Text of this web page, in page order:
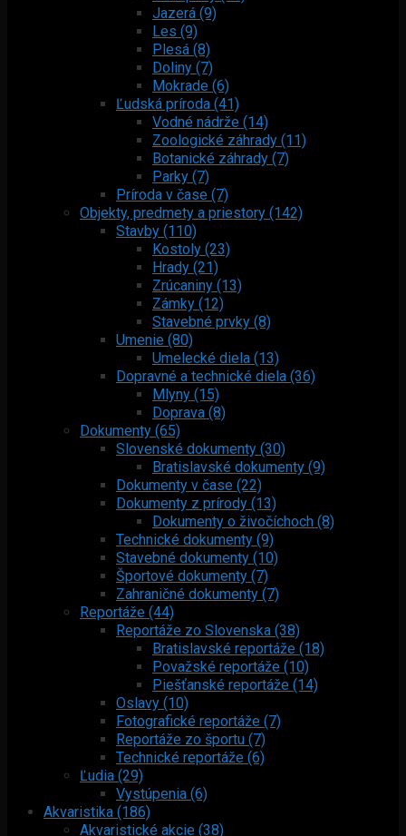
Jazerá (9)
Les (9)
Plesá (8)
Doliny (7)
Mokrade (6)
Ľudská príroda (41)
Vodné nádrže (14)
Zoologické záhrady (11)
Botanické záhrady (7)
Parky (7)
Príroda v čase (7)
Objekty, predmety a priestory (142)
Stavby (110)
Kostoly (23)
Hrady (21)
Zrúcaniny (13)
Zámky (12)
Stavebné prvky (8)
Umenie (80)
Umelecké diela (13)
Dopravné a technické diela (36)
Mlyny (15)
Doprava (8)
Dokumenty (65)
Slovenské dokumenty (30)
Bratislavské dokumenty (9)
Dokumenty v čase (22)
Dokumenty z prírody (13)
Dokumenty o živočíchoch (8)
Technické dokumenty (9)
Stavebné dokumenty (10)
Športové dokumenty (7)
Zahraničné dokumenty (7)
Reportáže (44)
Reportáže zo Slovenska (38)
Bratislavské reportáže (18)
Považské reportáže (10)
Piešťanské reportáže (14)
Oslavy (10)
Fotografické reportáže (7)
Reportáže zo športu (7)
Technické reportáže (6)
Ľudia (29)
Vystúpenia (6)
Akvaristika (186)
Akvaristické akcie (38)